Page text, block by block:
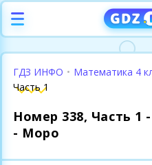
ГДЗ ИНФО • Математика 4
Часть 1
Номер 338, Часть 1
- Моро